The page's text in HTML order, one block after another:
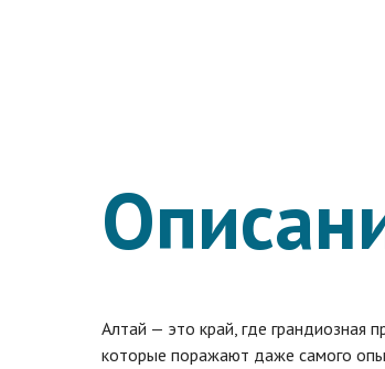
Алтай — это край, где грандиозная
которые поражают даже самого